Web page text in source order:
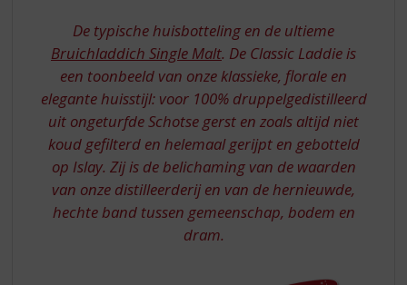
De typische huisbotteling en de ultieme
Bruichladdich Single Malt. De Classic Laddie is
een toonbeeld van onze klassieke, florale en
elegante huisstijl: voor 100% druppelgedistilleerd
uit ongeturfde Schotse gerst en zoals altijd niet
koud gefilterd en helemaal gerijpt en gebotteld
op Islay. Zij is de belichaming van de waarden
van onze distilleerderij en van de hernieuwde,
hechte band tussen gemeenschap, bodem en
dram.